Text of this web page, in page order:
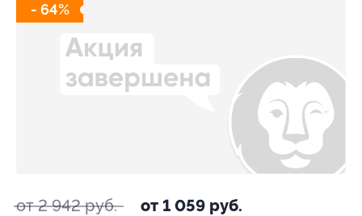
- 64%
от 2 942 руб. от 1 059 руб.